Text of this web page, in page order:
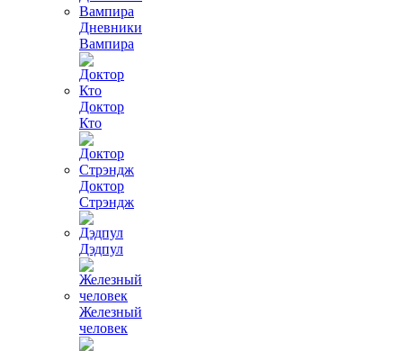
Дневники
Вампира
Доктор
Кто
Доктор
Стрэндж
Дэдпул
Железный
человек